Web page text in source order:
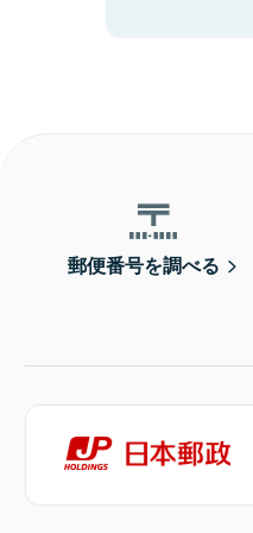
郵便番号を調べる